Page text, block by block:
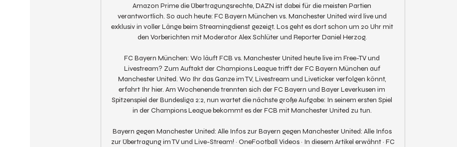
Amazon Prime die Übertragungsrechte, DAZN ist dabei für die meisten Partien
verantwortlich. So auch heute: FC Bayern München vs. Manchester United wird live und
exklusiv in voller Länge beim Streamingdienst gezeigt. Los geht es dort schon um 20 Uhr mit
den Vorberichten mit Moderator Alex Schlüter und Reporter Daniel Herzog.
FC Bayern München: Wo läuft FCB vs. Manchester United heute live im Free-TV und
Livestream? Zum Auftakt der Champions League trifft der FC Bayern München auf
Manchester United. Wo Ihr das Ganze im TV, Livestream und Liveticker verfolgen könnt,
erfahrt Ihr hier. Am Wochenende trennten sich der FC Bayern und Bayer Leverkusen im
Spitzenspiel der Bundesliga 2:2, nun wartet die nächste große Aufgabe: In seinem ersten Spiel
in der Champions League bekommt es der FCB mit Manchester United zu tun.
Bayern gegen Manchester United: Alle Infos zur Bayern gegen Manchester United: Alle Infos
zur Übertragung im TV und Live-Stream! · OneFootball Videos · In diesem Artikel erwähnt · FC